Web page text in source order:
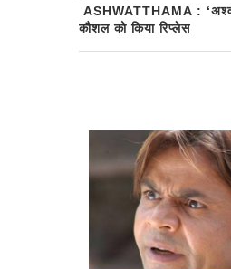
ASHWATTHAMA :
कौशल को किया रिप्लेस